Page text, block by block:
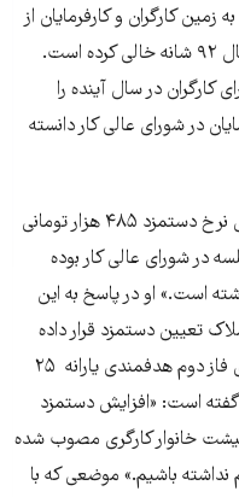
کارگران و کارفرمایان از
زیر بار مسئولیت تعیین حداقل دستمزد سال ۹۲ شانه خالی کرده است.
در سال آینده را
در شورای عالی کار دانسته
اسدالله عباسی گفته است: «تعیین حداقلی نرخ دستمزد ۴۸۵ هزار تومانی
در شورای عالی کار بوده
است.» او در پاسخ به این
تورم را ملاک تعیین دستمزد قرار داده
است، آیا نرخ تورم سال آینده، بعد از اجرای فاز دوم هدفمندی یارانه‌‌ ۲۵
است: «افزایش دستمزد
معیشت خانوار کارگری مصوب شده
باشیم.» موضعی که با